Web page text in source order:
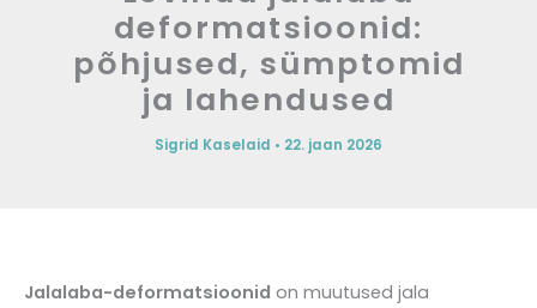
deformatsioonid:
põhjused, sümptomid
ja lahendused
Sigrid Kaselaid • 22. jaan 2026
Jalalaba-deformatsioonid on muutused jala